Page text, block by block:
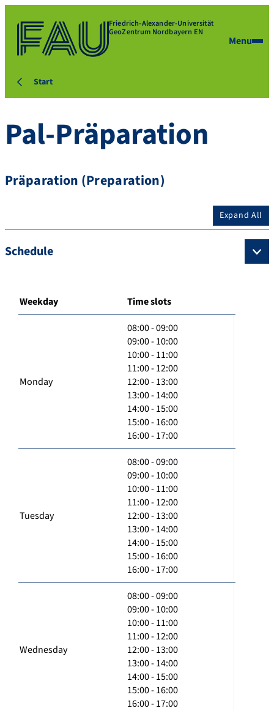
Friedrich-Alexander-Universität
GeoZentrum Nordbayern EN
Menu
Start
Pal-Präparation
Präparation (Preparation)
Expand All
Schedule
Weekday Time slots
Monday
08:00 - 09:00
09:00 - 10:00
10:00 - 11:00
11:00 - 12:00
12:00 - 13:00
13:00 - 14:00
14:00 - 15:00
15:00 - 16:00
16:00 - 17:00
Tuesday
08:00 - 09:00
09:00 - 10:00
10:00 - 11:00
11:00 - 12:00
12:00 - 13:00
13:00 - 14:00
14:00 - 15:00
15:00 - 16:00
16:00 - 17:00
Wednesday
08:00 - 09:00
09:00 - 10:00
10:00 - 11:00
11:00 - 12:00
12:00 - 13:00
13:00 - 14:00
14:00 - 15:00
15:00 - 16:00
16:00 - 17:00